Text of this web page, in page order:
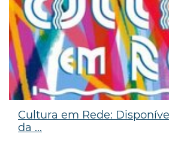
Cultura em Rede:
da ...